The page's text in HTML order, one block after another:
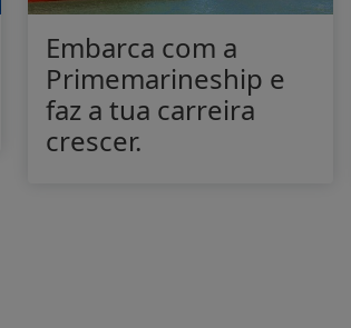
Embarca com a
Primemarineship e
faz a tua carreira
crescer.